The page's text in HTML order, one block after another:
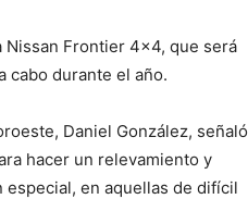
Nissan Frontier 4×4, que será
cabo durante el año.
Daniel González, señaló
hacer un relevamiento y
en aquellas de difícil